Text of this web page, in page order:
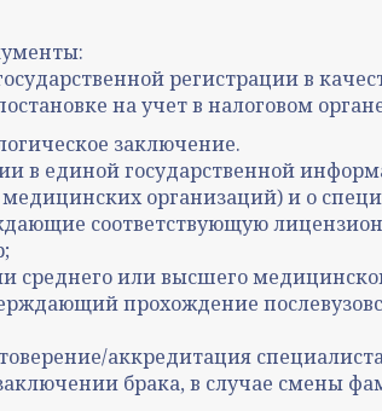
регистрации в
на учет в налоговом
заключение.
в единой государственной
организаций) и о
соответствующую
среднего или высшего
прохождение
аккредитация
брака, в случае смены